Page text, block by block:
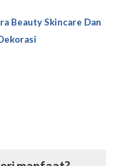
Beauty Skincare Dan